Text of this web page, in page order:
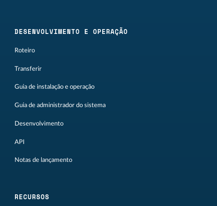
DESENVOLVIMENTO E OPERAÇÃO
Roteiro
Transferir
Guia de instalação e operação
Guia de administrador do sistema
Desenvolvimento
API
Notas de lançamento
RECURSOS